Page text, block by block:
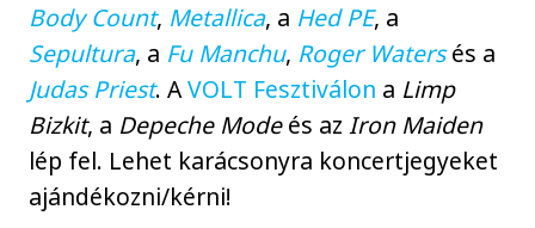
Body Count, Metallica, a Hed PE, a
Sepultura, a Fu Manchu, Roger Watersés a
Judas Priest. AVOLT Fesztiválon a Limp
Bizkit, a Depeche Modeés azIron Maiden
lép fel. Lehet karácsonyra koncertjegyeket
ajándékozni/kérni!